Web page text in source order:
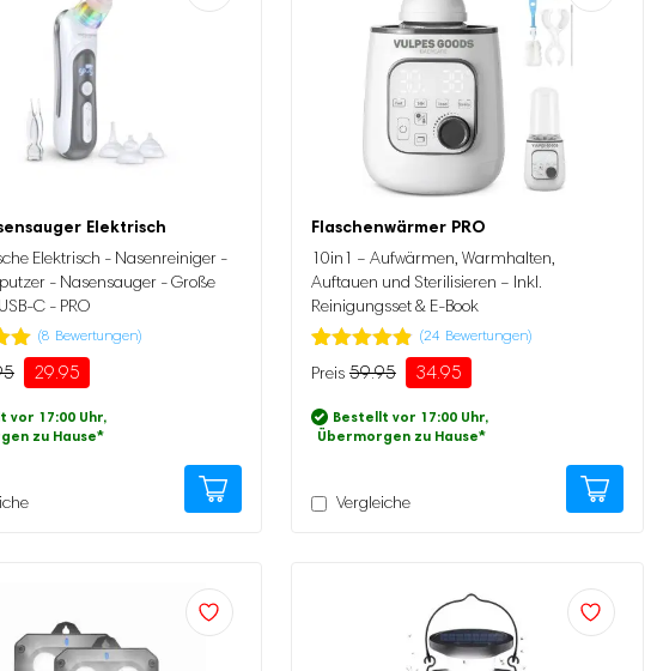
Elektrisch
Elektrisch - Nasenreiniger -
- Nasensauger - Große
C - PRO
mit
5,
(8 Bewertungen)
29.95
vor 17:00 Uhr,
zu Hause*
Flaschenwärmer PRO
10in1 – Aufwärmen, Warmhalten,
Auftauen und Sterilisieren – Inkl.
Reinigungsset & E-Book
Bewertet
mit4.83
basierend
auf
24
(24 Bewertungen)
59.95
Ursprünglicher
war:
59.95
34.95
Aktueller
ist:
34.95.
Bestellt vor 17:00 Uhr,
Übermorgen zu Hause*
Vergleiche